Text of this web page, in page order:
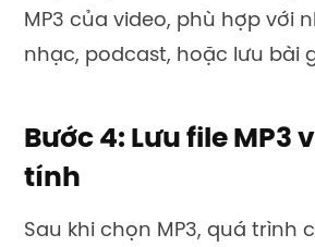
MP3 của video, phù hợp với
nhạc, podcast, hoặc lưu bài
Bước 4: Lưu file MP3
tính
Sau khi chọn MP3, quá trình